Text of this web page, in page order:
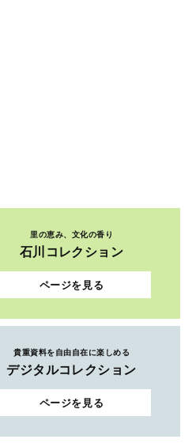
里の恵み、文化の香り
石川コレクション
ページを見る
貴重資料を自由自在に楽しめる
デジタルコレクション
ページを見る